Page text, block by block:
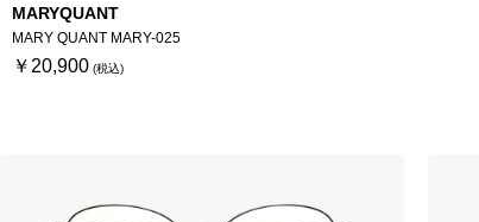
MARYQUANT
MARY QUANT MARY-025
￥20,900